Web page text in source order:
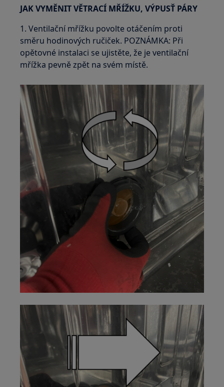
JAK VYMĚNIT VĚTRACÍ MŘÍŽKU, VÝPUSŤ PÁRY
1. Ventilační mřížku povolte otáčením proti
směru hodinových ručiček. POZNÁMKA: Při
opětovné instalaci se ujistěte, že je ventilační
mřížka pevně zpět na svém místě.